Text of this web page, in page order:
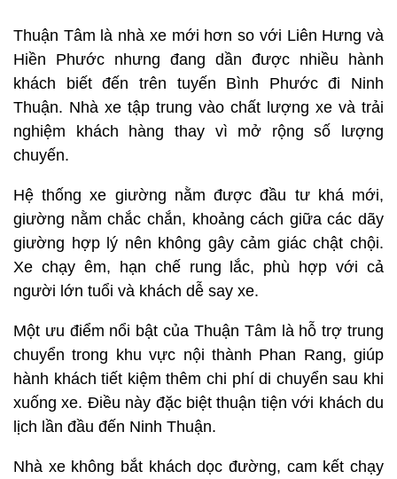
Thuận Tâm là nhà xe mới hơn so với Liên Hưng và
Hiền Phước nhưng đang dần được nhiều hành
khách biết đến trên tuyến Bình Phước đi Ninh
Thuận. Nhà xe tập trung vào chất lượng xe và trải
nghiệm khách hàng thay vì mở rộng số lượng
chuyến.
Hệ thống xe giường nằm được đầu tư khá mới,
giường nằm chắc chắn, khoảng cách giữa các dãy
giường hợp lý nên không gây cảm giác chật chội.
Xe chạy êm, hạn chế rung lắc, phù hợp với cả
người lớn tuổi và khách dễ say xe.
Một ưu điểm nổi bật của Thuận Tâm là hỗ trợ trung
chuyển trong khu vực nội thành Phan Rang, giúp
hành khách tiết kiệm thêm chi phí di chuyển sau khi
xuống xe. Điều này đặc biệt thuận tiện với khách du
lịch lần đầu đến Ninh Thuận.
Nhà xe không bắt khách dọc đường, cam kết chạy